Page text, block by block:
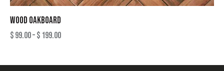
WOOD OAKBOARD
$99.00–$ 199.00